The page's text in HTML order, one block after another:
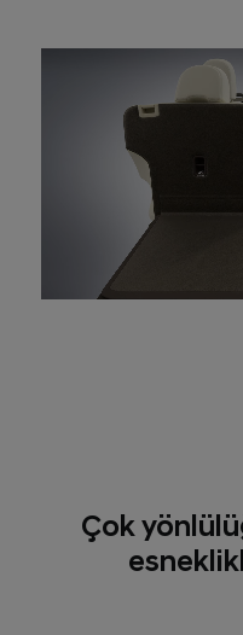
Çok